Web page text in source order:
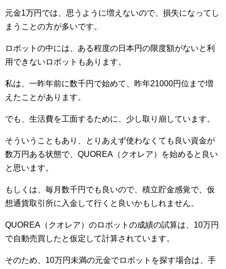
元金1万円では、思うように増えないので、損失になってし
まうことの方が多いです。
ロボットの中には、ある程度の日本円の限度額がないと利
用できないロボットもあります。
私は、一昨年前に数千円で始めて、昨年21000円位まで増
えたことがあります。
でも、生活費を工面するために、少し取り崩しています。
そういうこともあり、とりあえず使わなくても良い資金が
数万円ある状態で、QUOREA（クオレア）を始めると良い
と思います。
もしくは、毎月数千円でも良いので、積立貯金感覚で、仮
想通貨取引所に入金して行くと良いかもしれません。
QUOREA（クオレア）のロボットの成績の試算は、10万円
で自動売買したと仮定して計算されています。
そのため、10万円未満の元金でロボットを探す場合は、手